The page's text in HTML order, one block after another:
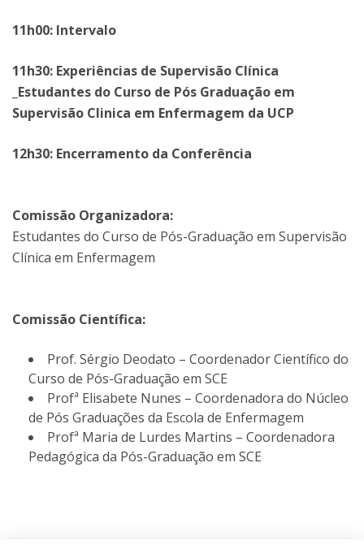
11h00: Intervalo
11h30: Experiências de Supervisão Clínica
_Estudantes do Curso de Pós Graduação em
Supervisão Clinica em Enfermagem da UCP
12h30: Encerramento da Conferência
Comissão Organizadora:
Estudantes do Curso de Pós-Graduação em Supervisão
Clínica em Enfermagem
Comissão Científica:
Prof. Sérgio Deodato – Coordenador Científico do
Curso de Pós-Graduação em SCE
Profª Elisabete Nunes – Coordenadora do Núcleo
de Pós Graduações da Escola de Enfermagem
Profª Maria de Lurdes Martins – Coordenadora
Pedagógica da Pós-Graduação em SCE